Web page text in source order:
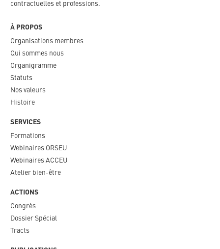
contractuelles et professions.
À PROPOS
Organisations membres
Qui sommes nous
Organigramme​
Statuts
Nos valeurs​
Histoire
SERVICES
Formations
Webinaires ORSEU​
Webinaires ACCEU
Atelier bien-être
ACTIONS
Congrès
Dossier Spécial
Tracts